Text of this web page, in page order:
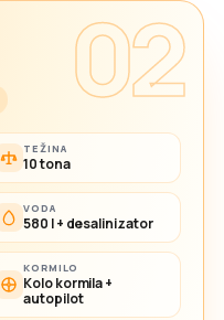
02
TEŽINA
10 tona
VODA
580 l + desalinizator
KORMILO
Kolo kormila +
autopilot